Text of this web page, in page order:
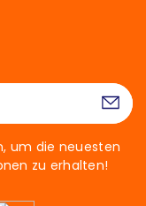
um die neuesten
zu erhalten!